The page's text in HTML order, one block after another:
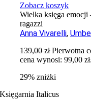
Zobacz koszyk
Wielka księga emocji
ragazzi
Anna Vivarelli,
139,00zł Pierwotna
cena wynosi: 99,00 zł.
29% zniżki
Księgarnia Italicus